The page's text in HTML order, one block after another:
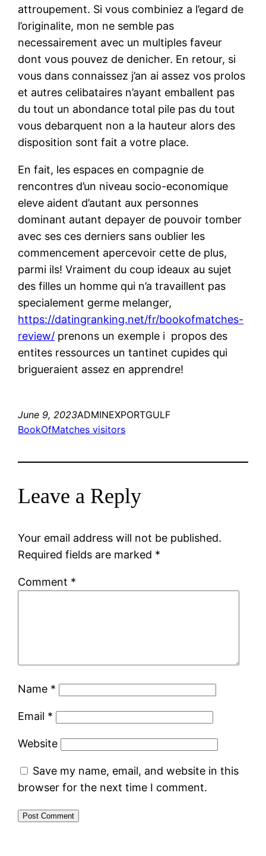
attroupement. Si vous combiniez a l’egard de
l’originalite, mon ne semble pas
necessairement avec un multiples faveur
dont vous pouvez de denicher. En retour, si
vous dans connaissez j’an ai assez vos prolos
et autres celibataires n’ayant emballent pas
du tout un abondance total pile pas du tout
vous debarquent non a la hauteur alors des
disposition sont fait a votre place.
En fait, les espaces en compagnie de
rencontres d’un niveau socio-economique
eleve aident d’autant aux personnes
dominant autant depayer de pouvoir tomber
avec ses ces derniers sans oublier les
commencement apercevoir cette de plus,
parmi ils! Vraiment du coup ideaux au sujet
des filles un homme qui n’a travaillent pas
specialement germe melanger,
https://datingranking.net/fr/bookofmatches-
review/ prenons un exemple i propos des
entites ressources un tantinet cupides qui
brigueraient assez en apprendre!
June 9, 2023ADMINEXPORTGULF
BookOfMatches visitors
Leave a Reply
Your email address will not be published.
Required fields are marked *
Comment *
Name *
Email *
Website
Save my name, email, and website in this
browser for the next time I comment.